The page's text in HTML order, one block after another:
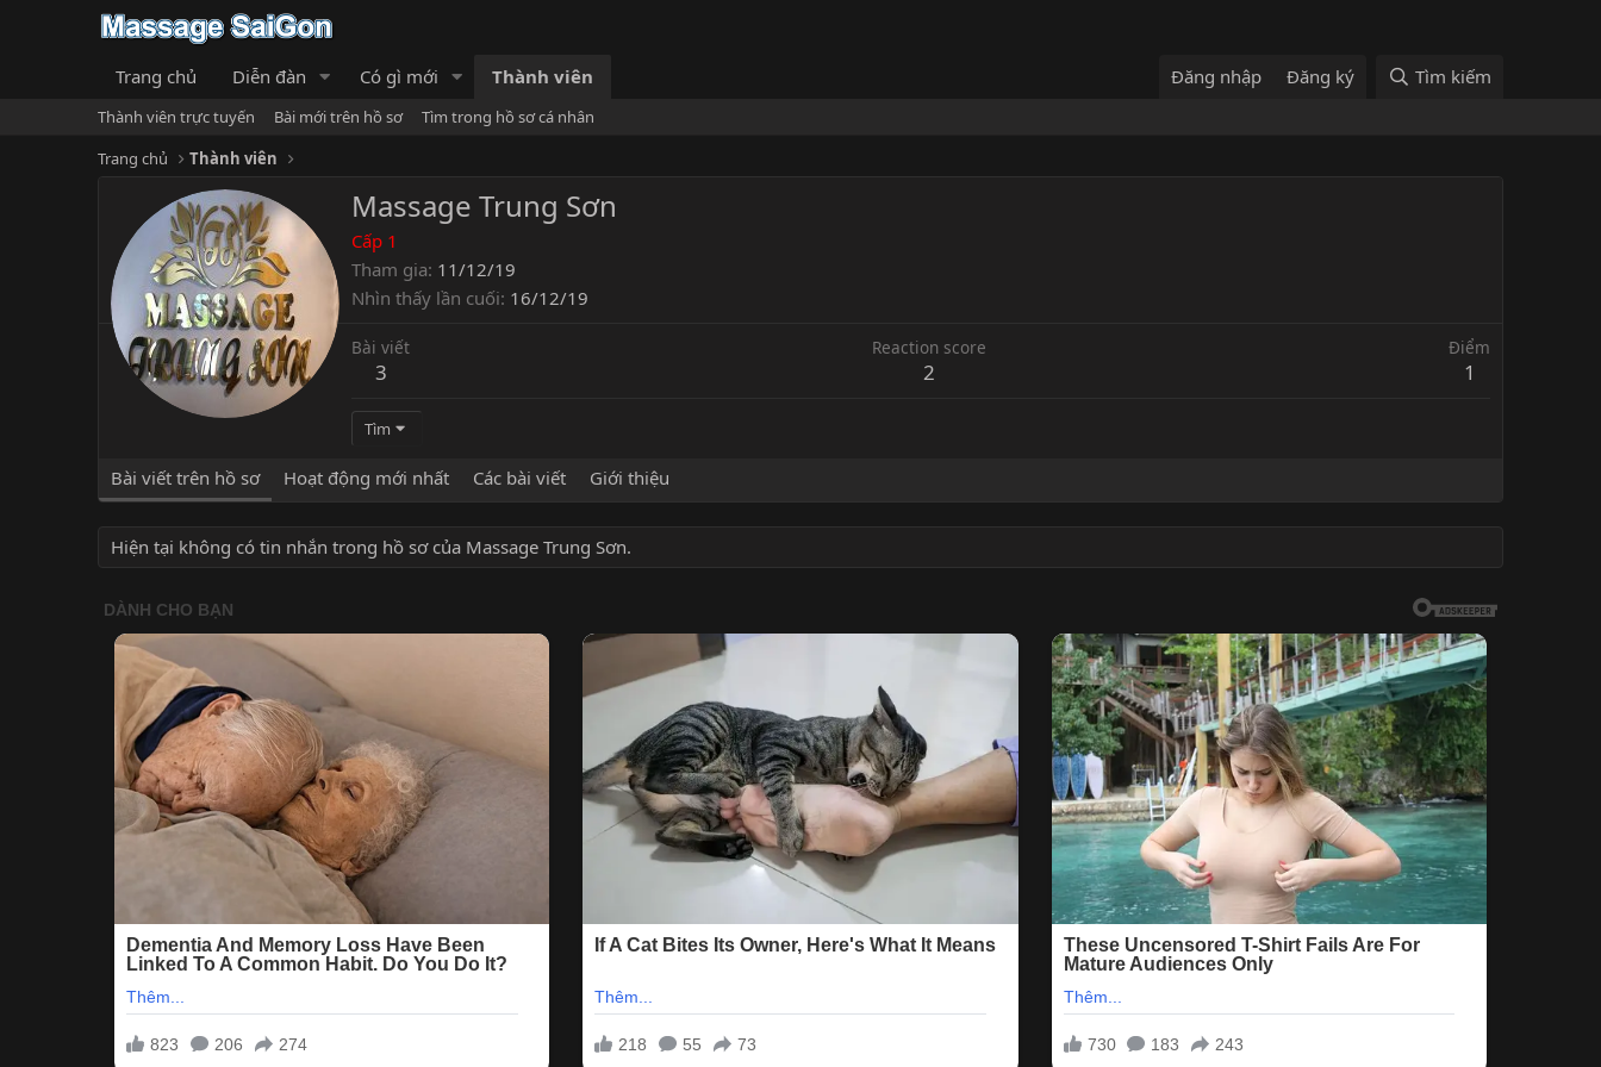
Trang chủ Diễn đàn Có gì mới Thành viên Đăng nhập Đăng ký Tìm kiếm
Thành viên trực tuyến Bài mới trên hồ sơ
Tìm trong hồ sơ cá nhân
Trang chủ
Thành viên
Massage Trung Sơn
Cấp 1
Tham gia 11/12/19
Nhìn thấy lần cuối 16/12/19
Bài viết
3
Reaction score
2
Điểm
1
Tìm
Bài viết trên hồ sơ Hoạt động mới nhất Các bài viết Giới thiệu
Hiện tại không có tin nhắn trong hồ sơ của Massage Trung Sơn.